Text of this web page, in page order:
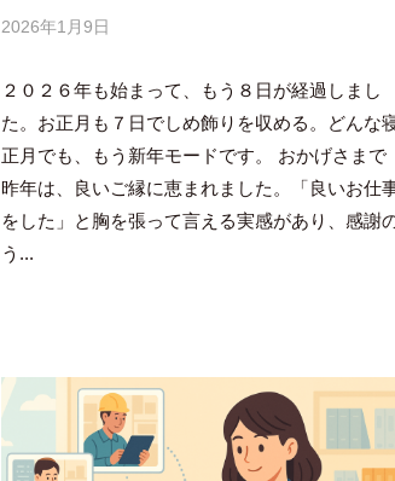
2026年1月9日
吉
田
豪
２０２６年も始まって、もう８日が経過しまし
た。お正月も７日でしめ飾りを収める。どんな
正月でも、もう新年モードです。 おかげさまで
昨年は、良いご縁に恵まれました。「良いお仕
をした」と胸を張って言える実感があり、感謝
う...